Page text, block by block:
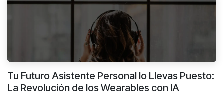
Tu Futuro Asistente Personal lo Llevas Puesto:
La Revolución de los Wearables con IA